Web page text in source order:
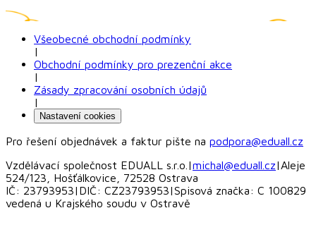
Všeobecné obchodní podmínky
|
Obchodní podmínky pro prezenční akce
|
Zásady zpracování osobních údajů
|
Nastavení cookies
Pro řešení objednávek a faktur pište na podpora@eduall.cz
Vzdělávací společnost EDUALL s.r.o. |michal@eduall.cz|Aleje
524/123, Hošťálkovice, 72528 Ostrava
IČ: 23793953| DIČ: CZ23793953|Spisová značka: C 100829
vedená u Krajského soudu v Ostravě